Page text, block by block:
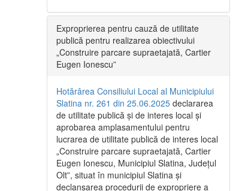
Exproprierea pentru cauză de utilitate
publică pentru realizarea obiectivului
„Construire parcare supraetajată, Cartier
Eugen Ionescu”
Hotărârea Consiliului Local al Municipiului
Slatina nr. 261 din 25.06.2025 declararea
de utilitate publică și de interes local și
aprobarea amplasamentului pentru
lucrarea de utilitate publică de interes local
„Construire parcare supraetajată, Cartier
Eugen Ionescu, Municipiul Slatina, Județul
Olt”, situat în municipiul Slatina și
declanșarea procedurii de expropriere a